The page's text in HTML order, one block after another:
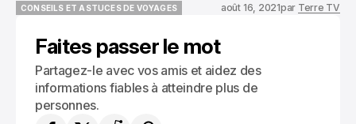
CONSEILS ET ASTUCES DE VOYAGES
août 16, 2021par Terre TV
Faites passer le mot
Partagez-le avec vos amis et aidez des
informations fiables à atteindre plus de
personnes.